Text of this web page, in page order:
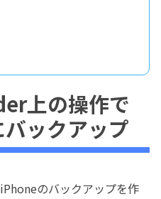
上の操作で
ックアップ
のバックアップを作